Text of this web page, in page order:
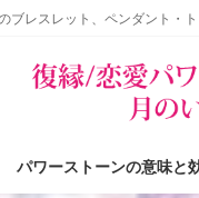
ブレスレット、ペンダント・
パワーストーンの意味と